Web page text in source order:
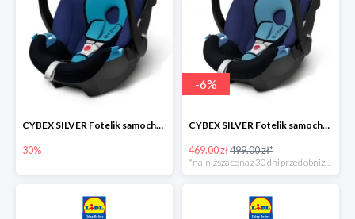
CYBEX SILVER Fotelik samochodowy -30%
30%
-6%
CYBEX SILVER Fotelik samochodowy + dostawa gratis!
469.00 zł499.00 zł*
*najniższa cena z 30 dni przed obniżką